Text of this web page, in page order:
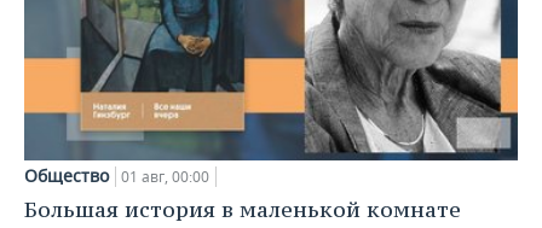
Общество 01 авг, 00:00
Большая история в маленькой комнате